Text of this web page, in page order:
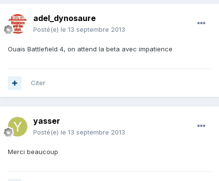
adel_dynosaure
Posté(e) le 13 septembre 2013
Ouais Battlefield 4, on attend la beta avec impatience
Citer
yasser
Posté(e) le 13 septembre 2013
Merci beaucoup